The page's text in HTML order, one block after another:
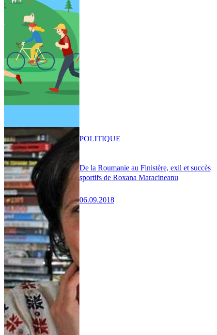
De la Roumanie au Finistère, exil et succès
sportifs de Roxana Maracineanu
06.09.2018
POLITIQUE